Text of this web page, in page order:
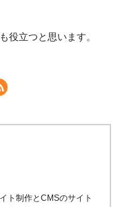
役立つと思います。
ト制作とCMSのサイト